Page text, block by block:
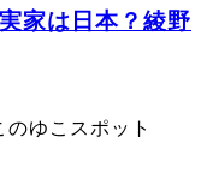
家は日本？綾野
ゆこスポット